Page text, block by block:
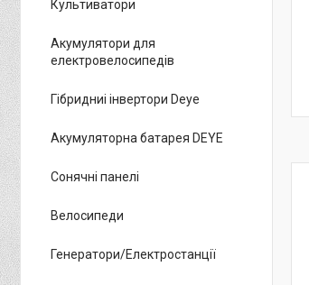
Культиватори
Акумулятори для
електровелосипедів
Гібридниі інвертори Deye
Акумуляторна батарея DEYE
Сонячні панелі
Велосипеди
Генератори/Електростанції